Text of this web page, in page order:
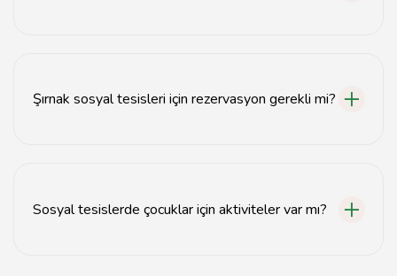
Şırnak sosyal tesisleri için rezervasyon gerekli mi?
Sosyal tesislerde çocuklar için aktiviteler var mı?